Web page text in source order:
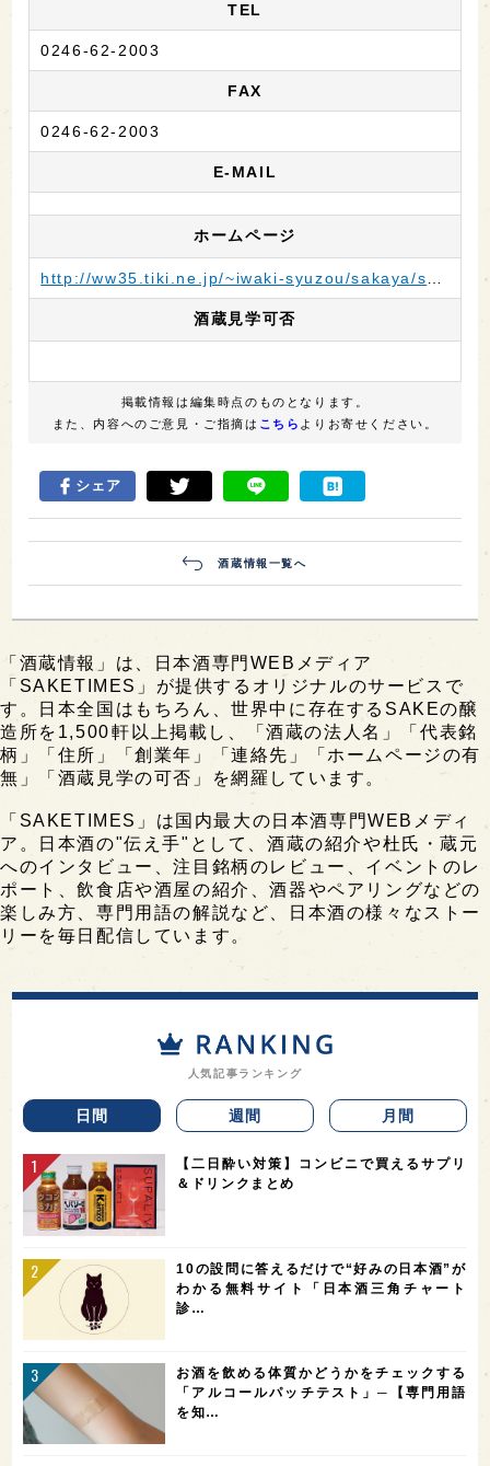
TEL
0246-62-2003
FAX
0246-62-2003
E-MAIL
ホームページ
酒蔵見学可否
掲載情報は編集時点のものとなります。
また、内容へのご意見・ご指摘は こちら よりお寄せください。
シェア
酒蔵情報一覧へ
「酒蔵情報」は、日本酒専門WEBメディア
「SAKETIMES」が提供するオリジナルのサービスで
す。日本全国はもちろん、世界中に存在するSAKEの醸
造所を1,500軒以上掲載し、「酒蔵の法人名」「代表銘
柄」「住所」「創業年」「連絡先」「ホームページの有
無」「酒蔵見学の可否」を網羅しています。
「SAKETIMES」は国内最大の日本酒専門WEBメディ
ア。日本酒の"伝え手"として、酒蔵の紹介や杜氏・蔵元
へのインタビュー、注目銘柄のレビュー、イベントのレ
ポート、飲食店や酒屋の紹介、酒器やペアリングなどの
楽しみ方、専門用語の解説など、日本酒の様々なストー
リーを毎日配信しています。
人気記事ランキング
日間 週間 月間
【二日酔い対策】コンビニで買えるサプリ
＆ドリンクまとめ
10の設問に答えるだけで“好みの日本酒”が
わかる無料サイト「日本酒三角チャート
診…
お酒を飲める体質かどうかをチェックする
「アルコールパッチテスト」─【専門用語
を知…